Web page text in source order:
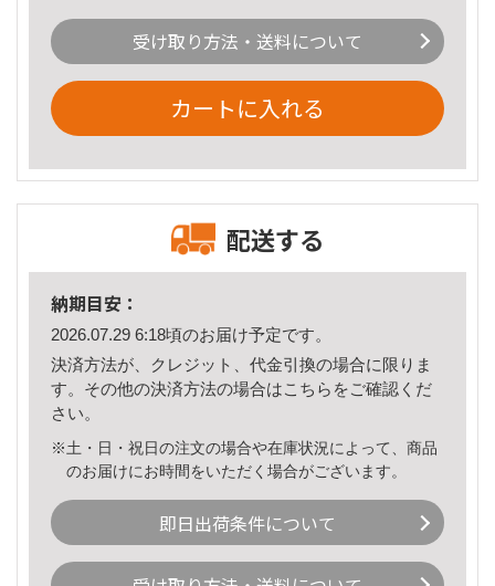
受け取り方法・送料について
カートに入れる
配送する
納期目安：
2026.07.29 6:18頃のお届け予定です。
決済方法が、クレジット、代金引換の場合に限りま
す。その他の決済方法の場合はこちら をご確認くだ
さい。
※土・日・祝日の注文の場合や在庫状況によって、商品
のお届けにお時間をいただく場合がございます。
即日出荷条件について